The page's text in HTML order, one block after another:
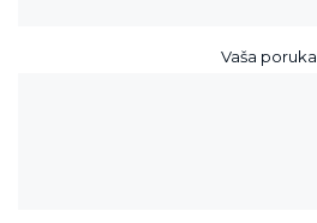
Vaša poruka